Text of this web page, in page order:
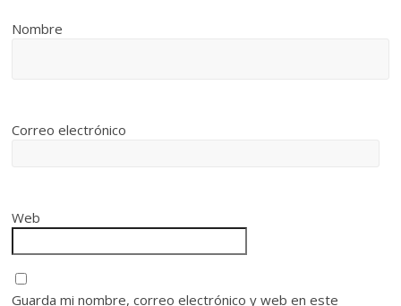
Nombre
Correo electrónico
Web
Guarda mi nombre, correo electrónico y web en este